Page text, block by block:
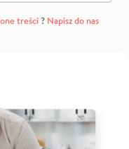
treści? Napisz do nas